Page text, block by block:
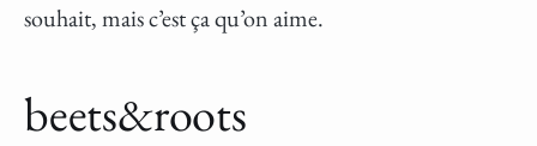
souhait, mais c’est ça qu’on aime.
beets&roots